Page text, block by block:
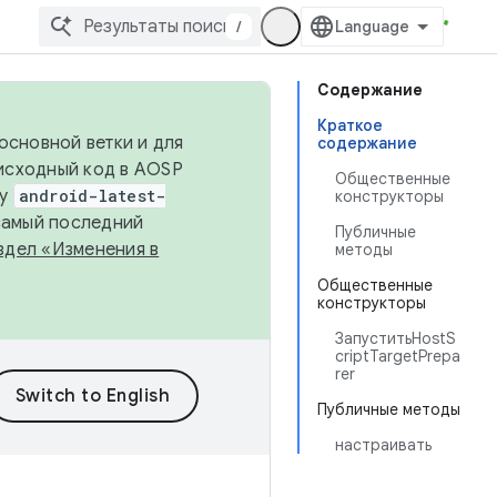
/
Содержание
Краткое
содержание
Общественные
конструкторы
Публичные
методы
Общественные
конструкторы
ЗапуститьHostS
criptTargetPrepa
rer
Публичные методы
настраивать
ветки и для
код в AOSP
android-latest-
последний
«Изменения в